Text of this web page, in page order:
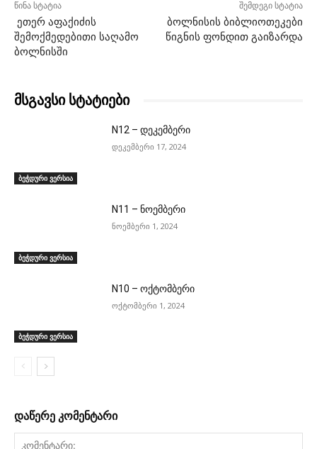
წინა სტატია
ეთერ აფაქიძის
შემოქმედებითი საღამო
ბოლნისში
შემდეგი სტატია
ბოლნისის ბიბლიოთეკები
წიგნის ფონდით გაიზარდა
მსგავსი სტატიები
ბეჭდური ვერსია
N12 – დეკემბერი
დეკემბერი 17, 2024
ბეჭდური ვერსია
N11 – ნოემბერი
ნოემბერი 1, 2024
ბეჭდური ვერსია
N10 – ოქტომბერი
ოქტომბერი 1, 2024
დაწერე კომენტარი